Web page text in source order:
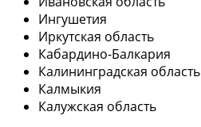
Ингушетия
Иркутская область
Кабардино-Балкария
Калининградская область
Калмыкия
Калужская область